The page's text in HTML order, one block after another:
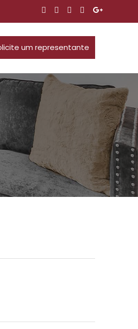
um representante